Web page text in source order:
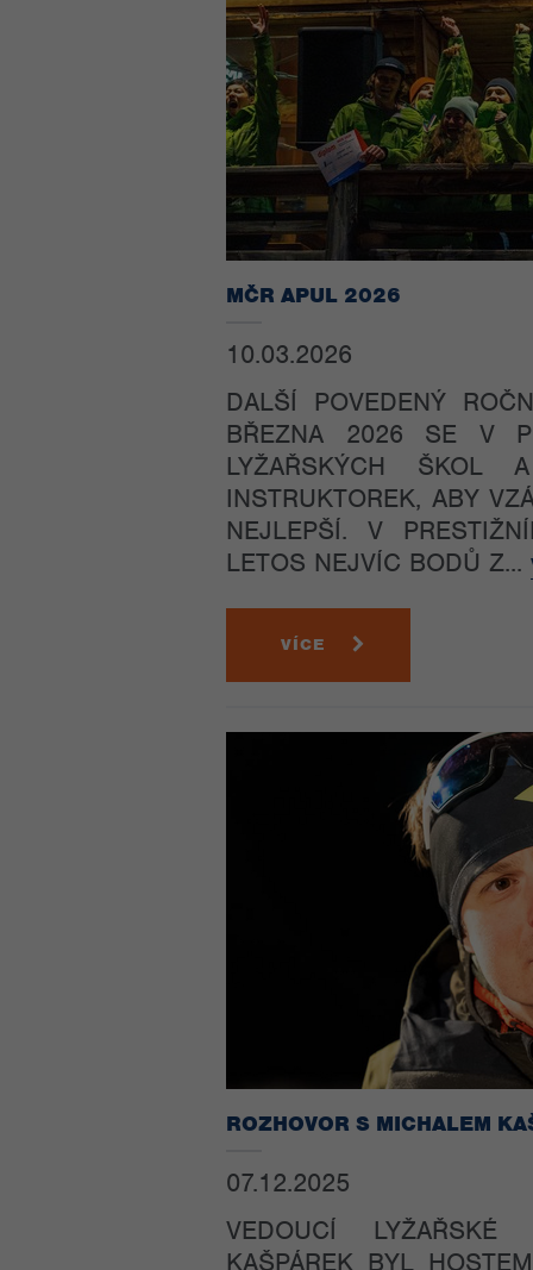
MČR APUL 2026
10.03.2026
DALŠÍ POVEDENÝ
BŘEZNA 2026 SE V
LYŽAŘSKÝCH
INSTRUKTOREK, ABY
NEJLEPŠÍ. V
LETOS NEJVÍC BODŮ Z...
VÍCE
ROZHOVOR S MICHALEM
07.12.2025
VEDOUCÍ LYŽAŘSKÉ
KAŠPÁREK BYL